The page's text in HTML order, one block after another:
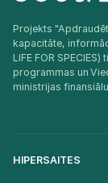
Projekts
kapacitāte,
LIFE FOR
programmas un
ministrijas
HIPERSAITES